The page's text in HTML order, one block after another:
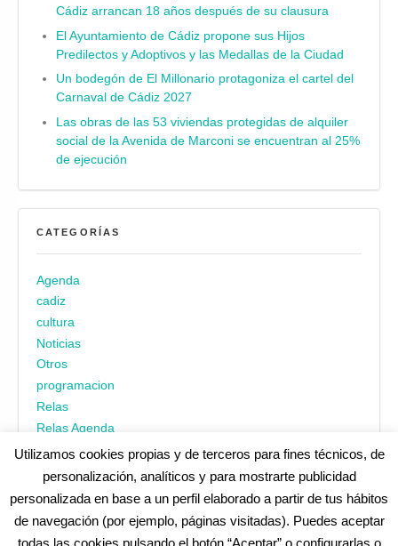
Cádiz arrancan 18 años después de su clausura
El Ayuntamiento de Cádiz propone sus Hijos
Predilectos y Adoptivos y las Medallas de la Ciudad
Un bodegón de El Millonario protagoniza el cartel del
Carnaval de Cádiz 2027
Las obras de las 53 viviendas protegidas de alquiler
social de la Avenida de Marconi se encuentran al 25%
de ejecución
CATEGORÍAS
Agenda
cadiz
cultura
Noticias
Otros
programacion
Relas
Relas Agenda
Utilizamos cookies propias y de terceros para fines técnicos, de
personalización, analíticos y para mostrarte publicidad
personalizada en base a un perfil elaborado a partir de tus hábitos
de navegación (por ejemplo, páginas visitadas). Puedes aceptar
todas las cookies pulsando el botón “Aceptar” o configurarlas o